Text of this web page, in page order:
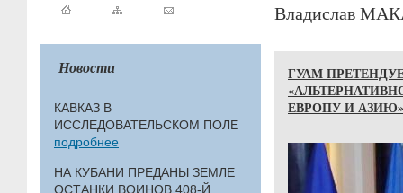
Новости
КАВКАЗ В
ИССЛЕДОВАТЕЛЬСКОМ ПОЛЕ
подробнее
НА КУБАНИ ПРЕДАНЫ ЗЕМЛЕ
ОСТАНКИ ВОИНОВ 408-Й
Владислав
ГУАМ
ЕВРОПУ И АЗИЮ»